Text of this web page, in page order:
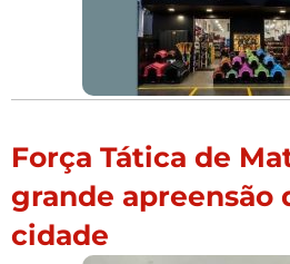
Força Tática de
grande apreensão
cidade